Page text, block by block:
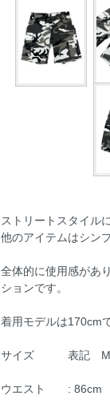
ストリートスタイル
他のアイテムはシン
全体的に使用感があ
ションです。
着用モデルは170cm
サイズ 表記
ウエスト : 86cm